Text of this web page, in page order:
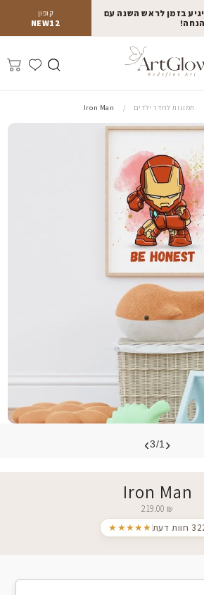
קופון
NEW12
בזמן לראש השנה עם
תמונות לחדר ילדים Iron Man
‹
3/1
›
Iron Man
219.00 ₪
★★★★★
חוות דעת